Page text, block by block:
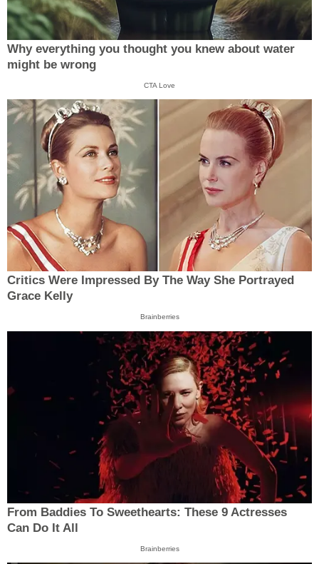
Why everything you thought you knew about water
might be wrong
CTA Love
Critics Were Impressed By The Way She Portrayed
Grace Kelly
Brainberries
From Baddies To Sweethearts: These 9 Actresses
Can Do It All
Brainberries